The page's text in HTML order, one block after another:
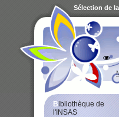
Bibliothèque de
l'INSAS
Sélection de